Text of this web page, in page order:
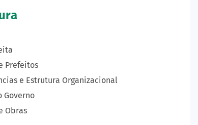
Prefeitos
e Estrutura Organizacional
Governo
Obras